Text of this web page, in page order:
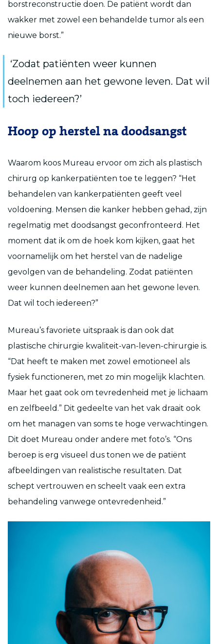
borstreconstructie doen. De patiënt wordt dan
wakker met zowel een behandelde tumor als een
nieuwe borst.”
‘Zodat patiënten weer kunnen
deelnemen aan het gewone leven. Dat wil
toch iedereen?’
Hoop op herstel na doodsangst
Waarom koos Mureau ervoor om zich als plastisch
chirurg op kankerpatiënten toe te leggen? “Het
behandelen van kankerpatiënten geeft veel
voldoening. Mensen die kanker hebben gehad, zijn
regelmatig met doodsangst geconfronteerd. Het
moment dat ik om de hoek kom kijken, gaat het
voornamelijk om het herstel van de nadelige
gevolgen van de behandeling. Zodat patiënten
weer kunnen deelnemen aan het gewone leven.
Dat wil toch iedereen?”
Mureau’s favoriete uitspraak is dan ook dat
plastische chirurgie kwaliteit-van-leven-chirurgie is.
“Dat heeft te maken met zowel emotioneel als
fysiek functioneren, met zo min mogelijk klachten.
Maar het gaat ook om tevredenheid met je lichaam
en zelfbeeld.” Dit gedeelte van het vak draait ook
om het managen van soms te hoge verwachtingen.
Dit doet Mureau onder andere met foto’s. “Ons
beroep is erg visueel dus tonen we de patiënt
afbeeldingen van realistische resultaten. Dat
schept vertrouwen en scheelt vaak een extra
behandeling vanwege ontevredenheid.”